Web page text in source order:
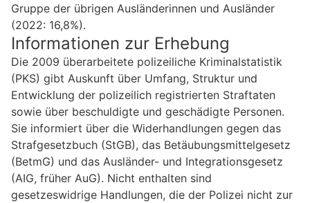
Gruppe der übrigen Ausländerinnen und Ausländer
(2022: 16,8%).
Informationen zur Erhebung
Die 2009 überarbeitete polizeiliche Kriminalstatistik
(PKS) gibt Auskunft über Umfang, Struktur und
Entwicklung der polizeilich registrierten Straftaten
sowie über beschuldigte und geschädigte Personen.
Sie informiert über die Widerhandlungen gegen das
Strafgesetzbuch (StGB), das Betäubungsmittelgesetz
(BetmG) und das Ausländer- und Integrationsgesetz
(AIG, früher AuG). Nicht enthalten sind
gesetzeswidrige Handlungen, die der Polizei nicht zur